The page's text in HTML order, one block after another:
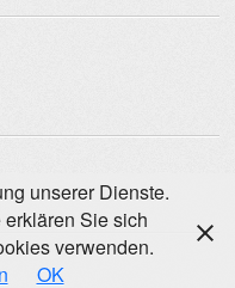
unserer Dienste.
Sie sich
verwenden.
OK